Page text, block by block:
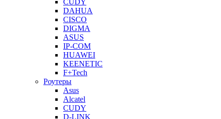
CUDY
DAHUA
CISCO
DIGMA
ASUS
IP-COM
HUAWEI
KEENETIC
F+Tech
Роутеры
Asus
Alcatel
CUDY
D-LINK